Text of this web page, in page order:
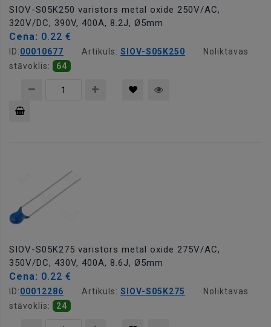
SIOV-S05K250 varistors metal oxide 250V/AC,
320V/DC, 390V, 400A, 8.2J, Ø5mm
Cena: 0.22 €
ID:00010677 Artikuls: SIOV-S05K250
Noliktavas
stāvoklis:
64
SIOV-S05K275 varistors metal oxide 275V/AC,
350V/DC, 430V, 400A, 8.6J, Ø5mm
Cena: 0.22 €
ID:00012286 Artikuls: SIOV-S05K275
Noliktavas
stāvoklis:
24